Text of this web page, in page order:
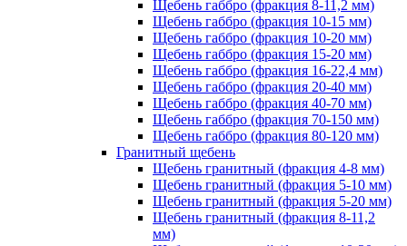
Щебень габбро (фракция 8-11,2 мм)
Щебень габбро (фракция 10-15 мм)
Щебень габбро (фракция 10-20 мм)
Щебень габбро (фракция 15-20 мм)
Щебень габбро (фракция 16-22,4 мм)
Щебень габбро (фракция 20-40 мм)
Щебень габбро (фракция 40-70 мм)
Щебень габбро (фракция 70-150 мм)
Щебень габбро (фракция 80-120 мм)
Гранитный щебень
Щебень гранитный (фракция 4-8 мм)
Щебень гранитный (фракция 5-10 мм)
Щебень гранитный (фракция 5-20 мм)
Щебень гранитный (фракция 8-11,2
мм)